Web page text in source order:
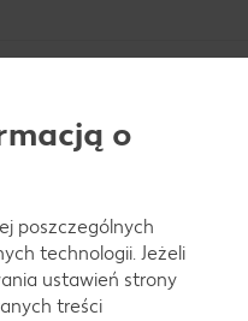
o
poszczególnych
technologii. Jeżeli
ustawień strony
treści